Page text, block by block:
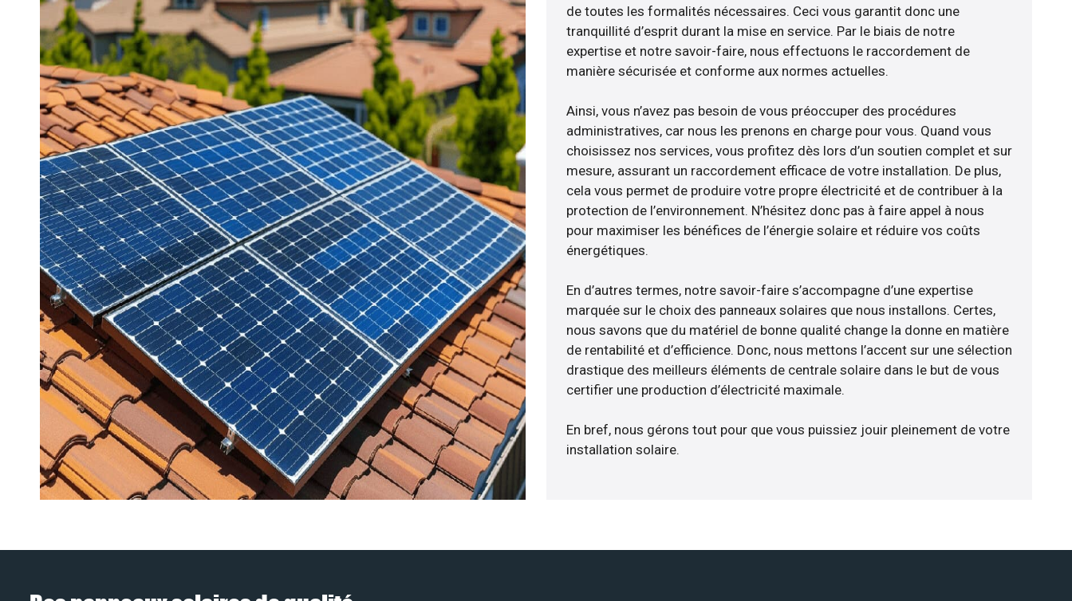
de toutes les formalités nécessaires. Ceci vous garantit donc une
tranquillité d’esprit durant la mise en service. Par le biais de notre
expertise et notre savoir-faire, nous effectuons le raccordement de
manière sécurisée et conforme aux normes actuelles.
Ainsi, vous n’avez pas besoin de vous préoccuper des procédures
administratives, car nous les prenons en charge pour vous. Quand vous
choisissez nos services, vous profitez dès lors d’un soutien complet et sur
mesure, assurant un raccordement efficace de votre installation. De plus,
cela vous permet de produire votre propre électricité et de contribuer à la
protection de l’environnement. N’hésitez donc pas à faire appel à nous
pour maximiser les bénéfices de l’énergie solaire et réduire vos coûts
énergétiques.
En d’autres termes, notre savoir-faire s’accompagne d’une expertise
marquée sur le choix des panneaux solaires que nous installons. Certes,
nous savons que du matériel de bonne qualité change la donne en matière
de rentabilité et d’efficience. Donc, nous mettons l’accent sur une sélection
drastique des meilleurs éléments de centrale solaire dans le but de vous
certifier une production d’électricité maximale.
En bref, nous gérons tout pour que vous puissiez jouir pleinement de votre
installation solaire.